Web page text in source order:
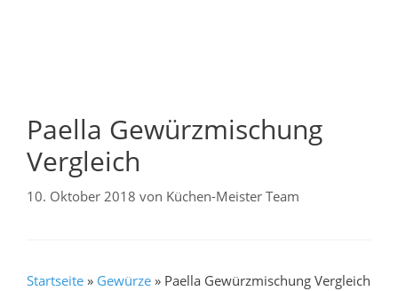
Paella Gewürzmischung
Vergleich
10. Oktober 2018 von Küchen-Meister Team
Startseite » Gewürze » Paella Gewürzmischung Vergleich